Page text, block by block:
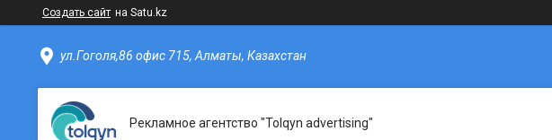
Создать сайт на Satu.kz
ул.Гоголя,86 офис 715, Алматы, Казахстан
Рекламное агентство "Tolqyn advertising"